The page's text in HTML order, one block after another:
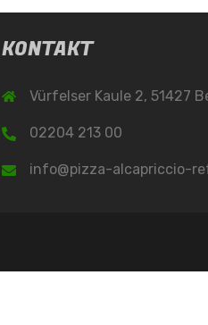
KONTAKT
Vürfelser Kaule 2, 51427
02204 213 00
info@pizza-alcapriccio-